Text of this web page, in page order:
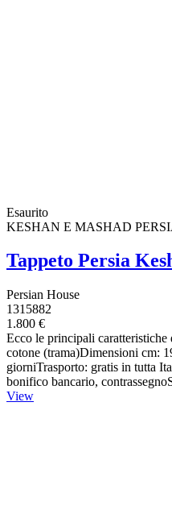
Esaurito
KESHAN E MASHAD
Tappeto Persia
Persian House
1315882
1.800 €
Ecco le principali
cotone (trama)Dimensioni cm:
giorniTrasporto: gratis in tutta
bonifico bancario,
View